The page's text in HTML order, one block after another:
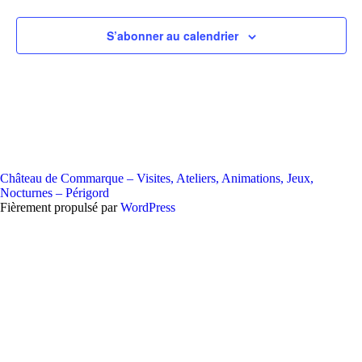
S’abonner au calendrier
Château de Commarque – Visites, Ateliers, Animations, Jeux,
Nocturnes – Périgord
Fièrement propulsé parWordPress